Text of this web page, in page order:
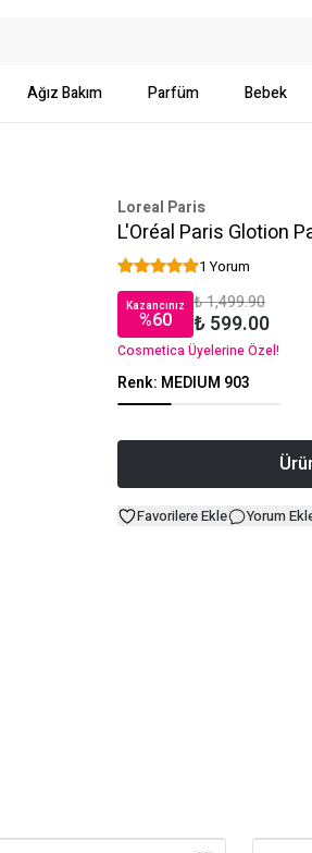
Ağız Bakım Parfüm Bebek
Loreal Paris
L'Oréal Paris Glotion
1 Yorum
Kazancınız
%60
₺ 1,499.90
₺ 599.00
Cosmetica Üyelerine Özel!
Renk: MEDIUM 903
Favorilere Ekle Yorum